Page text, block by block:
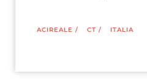
ACIREALE / CT / ITALIA